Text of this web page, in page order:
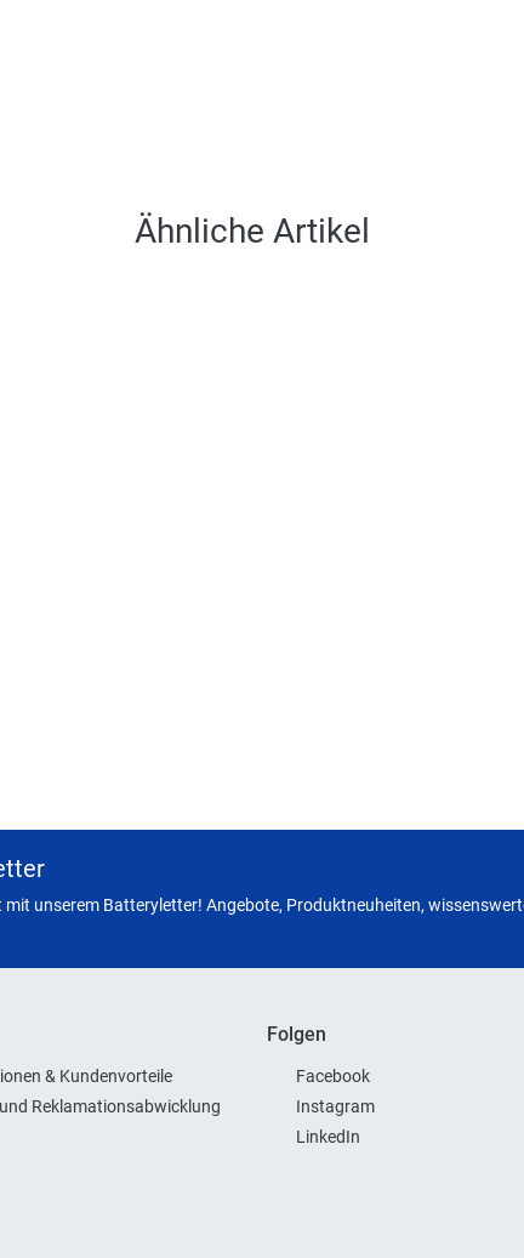
Ähnliche Artikel
mit unserem Batteryletter! Angebote, Produktneuheiten,
& Kundenvorteile
Reklamationsabwicklung
Folgen
Facebook
Instagram
LinkedIn